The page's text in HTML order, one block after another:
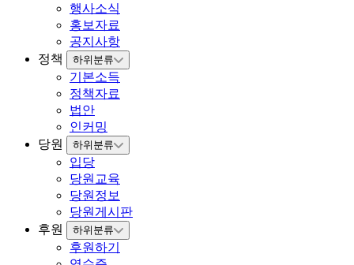
행사소식
홍보자료
공지사항
정책
하위분류
기본소득
정책자료
법안
인커밍
당원
하위분류
입당
당원교육
당원정보
당원게시판
후원
하위분류
후원하기